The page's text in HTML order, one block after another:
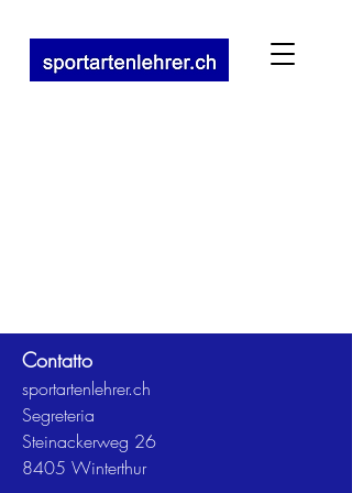
Contatto
sportartenlehrer.ch
Segreteria
Steinackerweg 26
8405 Winterthur​